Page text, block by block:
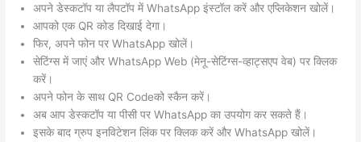
अपने डेस्कटॉप या लैपटॉप में WhatsApp इंस्टॉल करें और एप्लिकेशन खोलें।
आपको एक QR कोड दिखाई देगा।
फिर, अपने फोन पर WhatsApp खोलें।
सेटिंग्स में जाएं और WhatsApp Web (मेनू-सेटिंग्स-व्हाट्सएप वेब) पर क्लिक
करें।
अपने फोन के साथ QR Codeको स्कैन करें।
अब आप डेस्कटॉप या पीसी पर WhatsApp का उपयोग कर सकते हैं।
इसके बाद ग्रुप इनविटेशन लिंक पर क्लिक करें और WhatsApp खोलें।